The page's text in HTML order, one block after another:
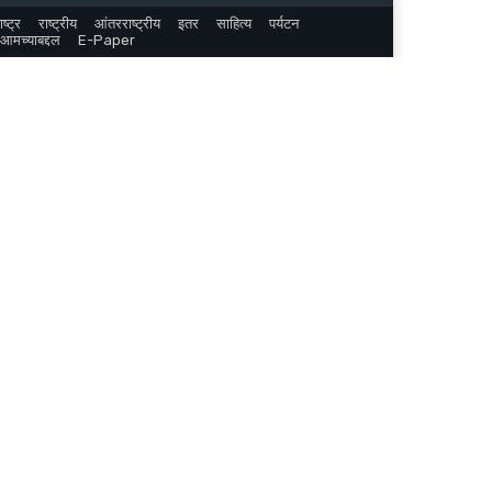
राष्ट्रीय आंतरराष्ट्रीय इतर साहित्य
पर्यटन
आमच्याबद्दल E-Paper